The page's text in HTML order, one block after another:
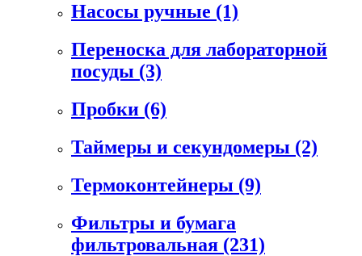
Насосы ручные (1)
Переноска для лабораторной
посуды (3)
Пробки (6)
Таймеры и секундомеры (2)
Термоконтейнеры (9)
Фильтры и бумага
фильтровальная (231)